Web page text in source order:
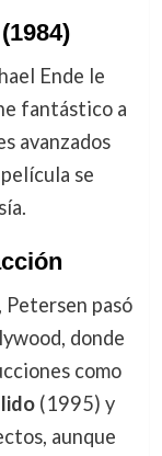
Ende le
fantástico a
avanzados
se
Petersen pasó
donde
como
(1995) y
aunque